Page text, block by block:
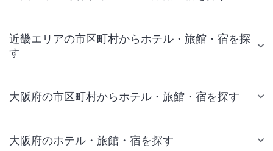
近畿エリアの市区町村からホテル・旅館・宿を探
す
大阪府の市区町村からホテル・旅館・宿を探す
大阪府のホテル・旅館・宿を探す